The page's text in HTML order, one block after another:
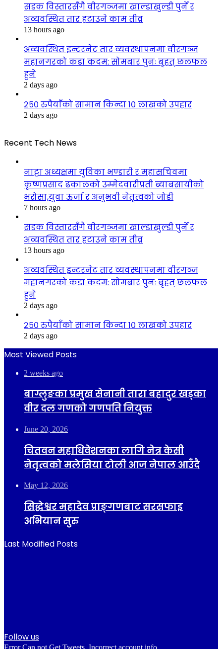
सडक विस्तारसँगै वीरगञ्जमा खाल्डाखुल्डी पुर्ने र
अव्यवस्थित तार हटाउने काम तीव्र
13 hours ago
अव्यवस्थित इन्टरनेट तार व्यवस्थापनमा वीरगञ्ज
महानगरको कडा कदम: सोमबार पुनः बृहत् छलफल
हुने
2 days ago
२५० रुपैयाँको सामान किन्दा १० लाखको उपहार
2 days ago
Recent Tech News
नाट्टा अध्यक्षमा युविका भण्डारी र महासचिवमा
कृष्णप्रसाद ढकालको उम्मेदवारीप्रती ब्याबसायीको
भरोसा,युवा ऊर्जा र अनुभवी नेतृत्वको जोडी
7 hours ago
सडक विस्तारसँगै वीरगञ्जमा खाल्डाखुल्डी पुर्ने र
अव्यवस्थित तार हटाउने काम तीव्र
13 hours ago
अव्यवस्थित इन्टरनेट तार व्यवस्थापनमा वीरगञ्ज
महानगरको कडा कदम: सोमबार पुनः बृहत् छलफल
हुने
2 days ago
२५० रुपैयाँको सामान किन्दा १० लाखको उपहार
2 days ago
Most Viewed Posts
2 weeks ago
बाग्लुङका प्रमुख सेनानी तारा बहादुर खड्का
वीर दल गणको गणपति नियुक्त
June 20, 2026
चितवन महाधिवेशनका लागि नेत्र केसी
नेतृत्वको मलेसिया टोली आज नेपाल आउँदै
May 12, 2026
सिद्धेश्वर महादेव प्राङ्गणबाट सरसफाइ
अभियान सुरु
Last Modified Posts
Follow us
Error Can not Get Tweets, Incorrect account info.